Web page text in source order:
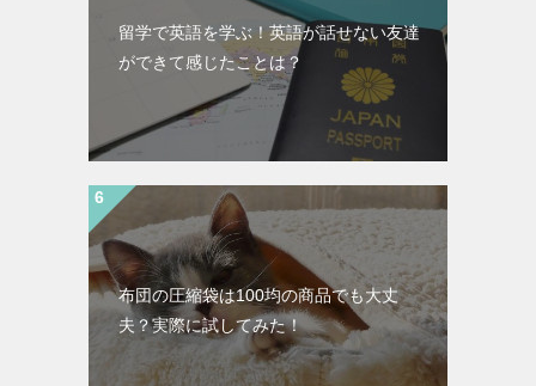
留学で英語を学ぶ！英語が話せない友達
ができて感じたことは？
布団の圧縮袋は100均の商品でも大丈
夫？実際に試してみた！